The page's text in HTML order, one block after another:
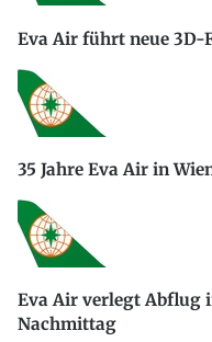
Eva Air führt neue 3D-
35 Jahre Eva Air in
Eva Air verlegt Abflug
Nachmittag